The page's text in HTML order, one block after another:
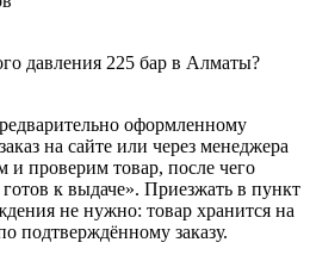
давления 225 бар в Алматы?
оформленному
на сайте или через менеджера
проверим товар, после чего
к выдаче». Приезжать в пункт
не нужно: товар хранится на
подтверждённому заказу.